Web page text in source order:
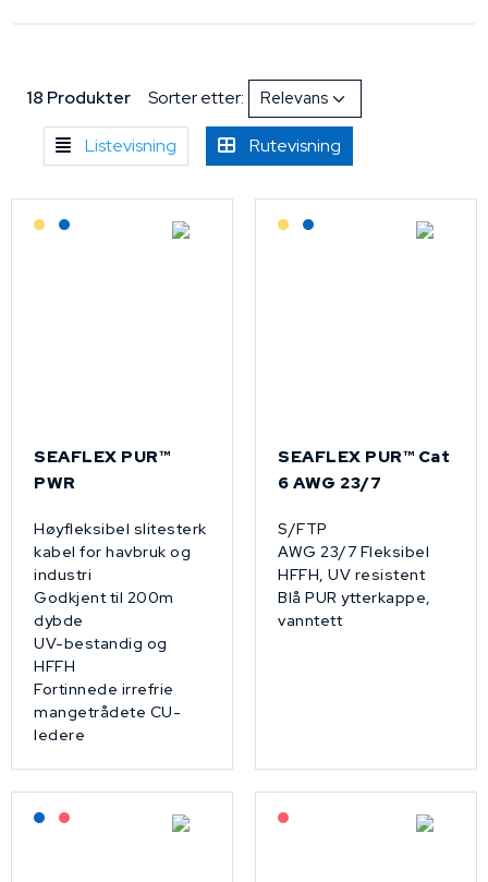
18 Produkter Sorter etter:
Listevisning Rutevisning
Lagerført: Grossist
Lagerført: NEK Kabel
SEAFLEX PUR™
PWR
Høyfleksibel slitesterk
kabel for havbruk og
industri
Godkjent til 200m
dybde
UV-bestandig og
HFFH
Fortinnede irrefrie
mangetrådete CU-
ledere
Lagerført: Grossist
Lagerført: NEK Kabel
SEAFLEX PUR™­ Cat
6 AWG 23/7
S/FTP
AWG 23/7 Fleksibel
HFFH, UV resistent
Blå PUR ytterkappe,
vanntett
Lagerført: NEK Kabel
På forespørsel